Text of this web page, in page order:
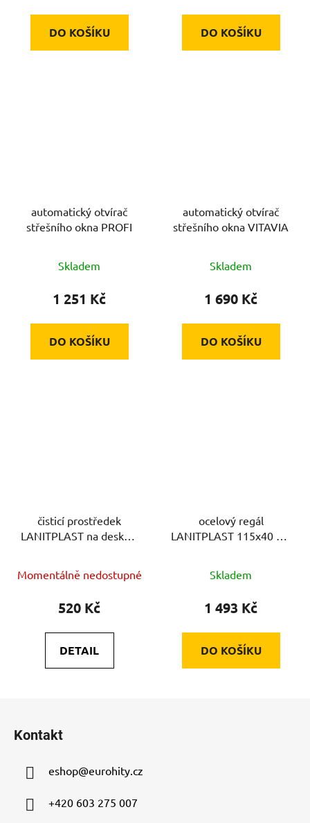
DO KOŠÍKU DO KOŠÍKU
automatický otvírač
střešního okna PROFI
Skladem
1 251 Kč
DO KOŠÍKU
automatický otvírač
střešního okna VITAVIA
Skladem
1 690 Kč
DO KOŠÍKU
čisticí prostředek
LANITPLAST na desky z
Momentálně nedostupné
520 Kč
DETAIL
ocelový regál
LANITPLAST 115x40 cm
Skladem
1 493 Kč
DO KOŠÍKU
Kontakt
eshop@eurohity.cz
+420 603 275 007